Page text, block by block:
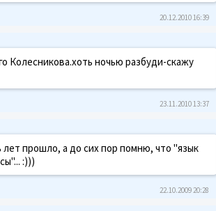
20.12.2010 16:39
Колесникова.хоть ночью разбуди-скажу
23.11.2010 13:37
прошло, а до сих пор помню, что "язык
:)))
22.10.2009 20:28